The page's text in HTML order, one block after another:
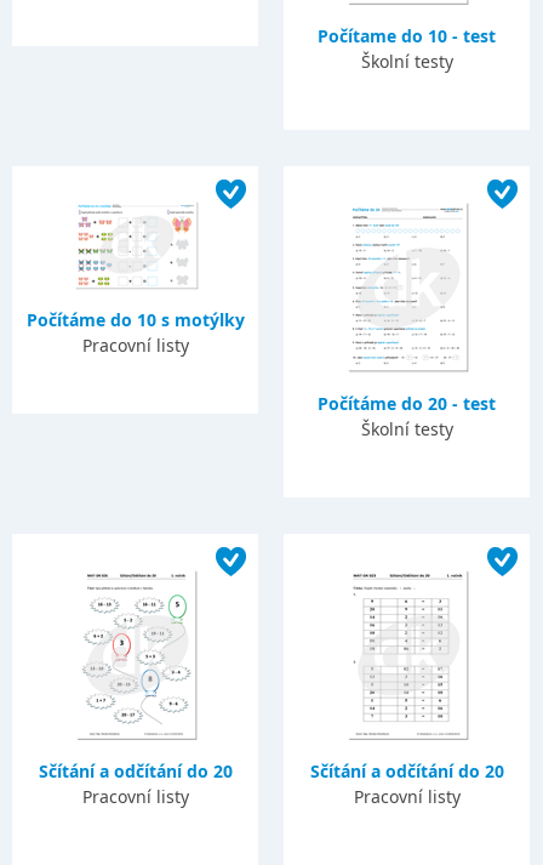
Počítame do 10 - test
Školní testy
Počítáme do 10 s motýlky
Pracovní listy
Počítáme do 20 - test
Školní testy
Sčítání a odčítání do 20
Pracovní listy
Sčítání a odčítání do 20
Pracovní listy